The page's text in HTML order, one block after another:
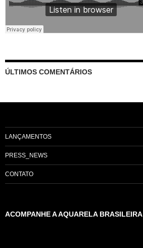
ÚLTIMOS COMENTÁRIOS
LANÇAMENTOS
PRESS_NEWS
CONTATO
ACOMPANHE A AQUARELA BRASILEIRA